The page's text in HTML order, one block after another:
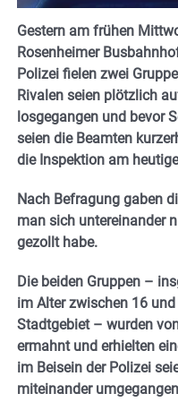
Gestern am frühen
Rosenheimer
Polizei fielen zwei
Rivalen seien plötzlich
losgegangen und bevor
seien die Beamten
die Inspektion am
Nach Befragung gaben
man sich untereinander
gezollt habe.
Die beiden Gruppen –
im Alter zwischen 16
Stadtgebiet – wurden
ermahnt und erhielten
im Beisein der Polizei
miteinander